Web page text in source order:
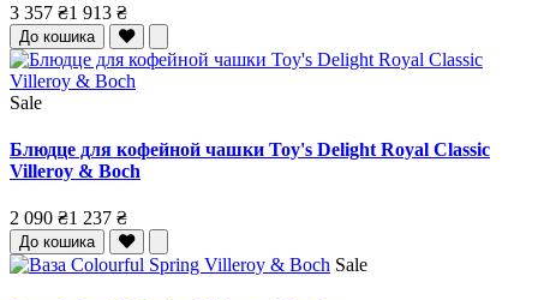
3 357 ₴1 913 ₴
До кошика
Sale
Блюдце для кофейной чашки Toy's Delight Royal Classic
Villeroy & Boch
2 090 ₴1 237 ₴
До кошика
Sale